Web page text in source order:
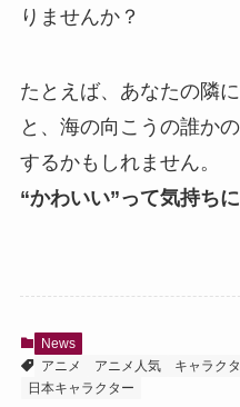
りませんか？
たとえば、あなたの隣
と、海の向こうの誰か
するかもしれません。
“かわいい”って気持ち
News
アニメ
アニメ人気 キャラク
日本キャラクター